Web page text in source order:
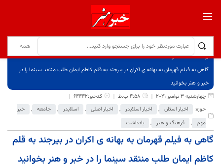
برگ نخست
نوشته‌ها
گاهی به فیلم قهرمان به بهانه ی اکران در بیرجند به قلم کاظم ایمان طلب منتقد سینما را در
خبر و هنر بخوانید
چهارشنبه 3 نوامبر 2021
4:58 ب.ظ
کدخبر:64442
حوزه:
اخبار استان , اخبار اسلایدر , اخبار اصلی , اسلایدر , جامعه ,
خبر
مهم , فرهنگ و هنر , یادداشت
گاهی به فیلم قهرمان به بهانه ی اکران در بیرجند به قلم
کاظم ایمان طلب منتقد سینما را در خبر و هنر بخوانید